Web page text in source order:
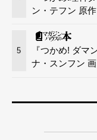
ン・テフン 原
5
『つかめ! ダ
ナ・スンフン